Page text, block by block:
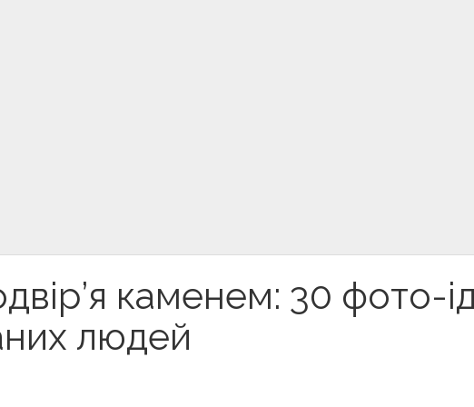
каменем: 30 фото-
людей